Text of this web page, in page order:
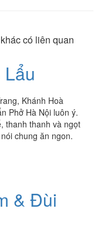
có liên quan
Khánh Hoà
Phở Hà Nội luôn ý.
thanh thanh và ngọt
chung ăn ngon.
& Đùi